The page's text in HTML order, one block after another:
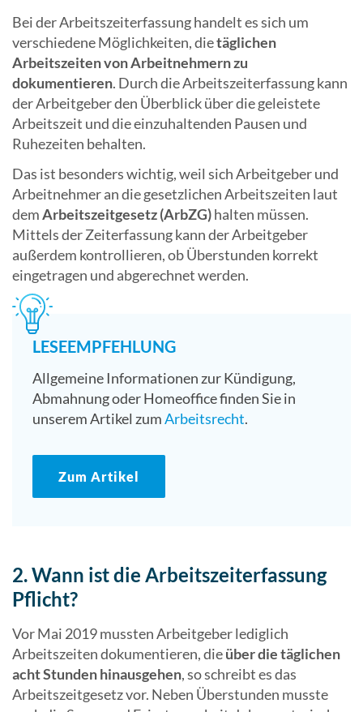
Bei der Arbeitszeiterfassung handelt es sich um
verschiedene Möglichkeiten, dietäglichen
Arbeitszeiten von Arbeitnehmern zu
dokumentieren. Durch die Arbeitszeiterfassung kann
der Arbeitgeber den Überblick über die geleistete
Arbeitszeit und die einzuhaltenden Pausen und
Ruhezeiten behalten.
Das ist besonders wichtig, weil sich Arbeitgeber und
Arbeitnehmer an die gesetzlichen Arbeitszeiten laut
demArbeitszeitgesetz (ArbZG)halten müssen.
Mittels der Zeiterfassung kann der Arbeitgeber
außerdem kontrollieren, ob Überstunden korrekt
eingetragen und abgerechnet werden.
LESEEMPFEHLUNG
Allgemeine Informationen zur Kündigung,
Abmahnung oder Homeoffice finden Sie in
unserem Artikel zumArbeitsrecht.
Zum Artikel
2. Wann ist die Arbeitszeiterfassung
Pflicht?
Vor Mai 2019 mussten Arbeitgeber lediglich
Arbeitszeiten dokumentieren, dieüber die täglichen
acht Stunden hinausgehen, so schreibt es das
Arbeitszeitgesetz vor. Neben Überstunden musste